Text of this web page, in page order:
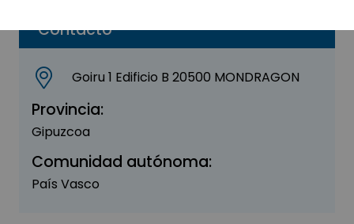
Contacto
Goiru 1 Edificio B 20500 MONDRAGON
Provincia:
Gipuzcoa
Comunidad autónoma:
País Vasco